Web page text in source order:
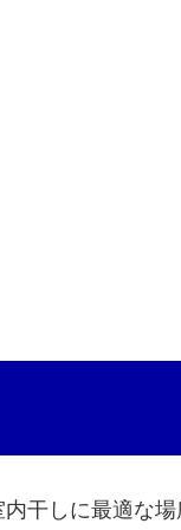
干しに最適な場